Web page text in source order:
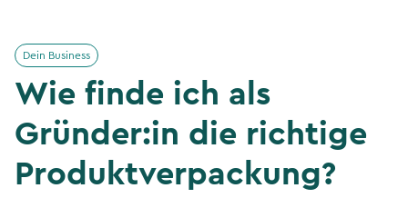
Dein Business
Wie finde ich als
Gründer:in die richtige
Produktverpackung?